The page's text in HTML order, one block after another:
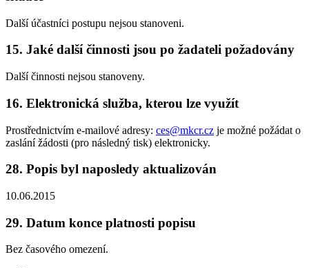
Další účastníci postupu nejsou stanoveni.
15. Jaké další činnosti jsou po žadateli požadovány
Další činnosti nejsou stanoveny.
16. Elektronická služba, kterou lze využít
Prostřednictvím e-mailové adresy: ces@mkcr.cz je možné požádat o
zaslání žádosti (pro následný tisk) elektronicky.
28. Popis byl naposledy aktualizován
10.06.2015
29. Datum konce platnosti popisu
Bez časového omezení.